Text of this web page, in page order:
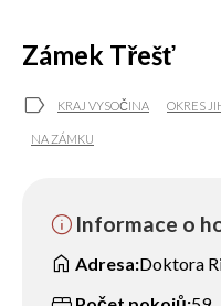
Zámek Třešť
label KRAJ VYSOČINA OKRES
NA ZÁMKU
info Informace o
home Adresa:Doktora